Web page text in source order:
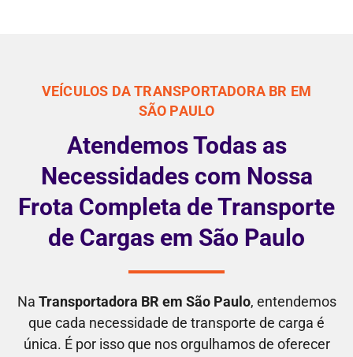
VEÍCULOS DA TRANSPORTADORA BR EM
SÃO PAULO
Atendemos Todas as
Necessidades com Nossa
Frota Completa de Transporte
de Cargas em São Paulo
Na Transportadora BR em São Paulo, entendemos
que cada necessidade de transporte de carga é
única. É por isso que nos orgulhamos de oferecer